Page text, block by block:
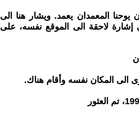
المعمدان يعمد. ويشار هنا الى
إشارة لاحقة الى الموقع نفسه، على
الى المكان نفسه وأقام هناك.